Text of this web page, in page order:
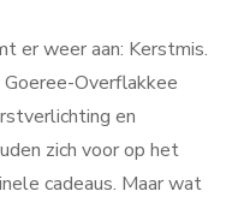
er weer aan: Kerstmis.
Overflakkee
en
zich voor op het
cadeaus. Maar wat